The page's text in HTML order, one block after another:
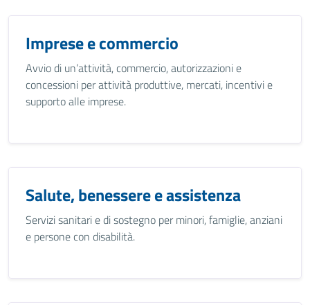
Imprese e commercio
Avvio di un’attività, commercio, autorizzazioni e
concessioni per attività produttive, mercati, incentivi e
supporto alle imprese.
Salute, benessere e assistenza
Servizi sanitari e di sostegno per minori, famiglie, anziani
e persone con disabilità.